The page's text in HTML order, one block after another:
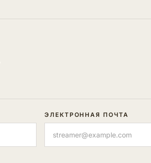
ЭЛЕКТРОННАЯ ПОЧТА